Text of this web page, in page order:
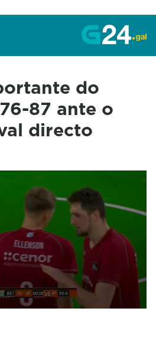
do
87 ante o
directo